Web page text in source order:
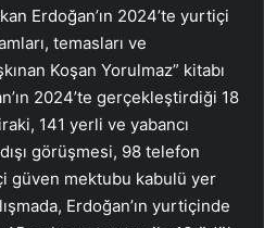
Erdoğan’ın 2024’te yurtiçi
temasları ve
Koşan Yorulmaz” kitabı
2024’te gerçekleştirdiği 18
141 yerli ve yabancı
görüşmesi, 98 telefon
güven mektubu kabulü yer
Erdoğan’ın yurtiçinde